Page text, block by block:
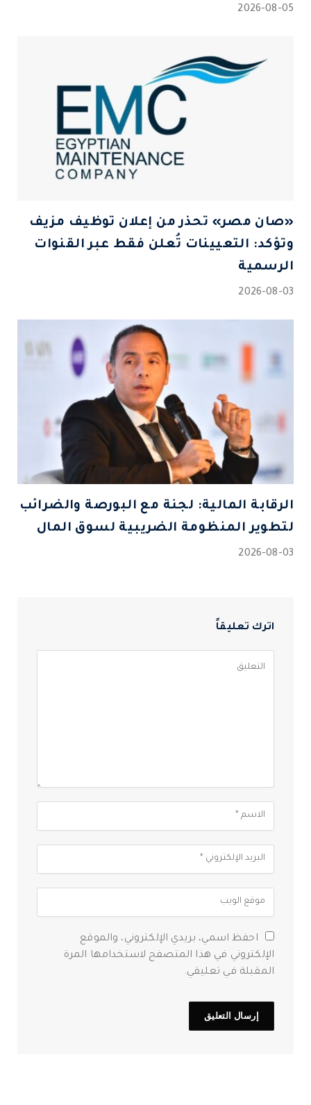
2026-08-05
«صان مصر» تحذر من إعلان توظيف مزيف
وتؤكد: التعيينات تُعلن فقط عبر القنوات
الرسمية
2026-08-03
الرقابة المالية: لجنة مع البورصة والضرائب
لتطوير المنظومة الضريبية لسوق المال
2026-08-03
اترك تعليقاً
احفظ اسمي، بريدي الإلكتروني، والموقع
الإلكتروني في هذا المتصفح لاستخدامها المرة
المقبلة في تعليقي.